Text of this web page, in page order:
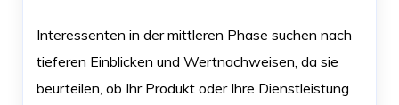
Interessenten in der mittleren Phase suchen nach
tieferen Einblicken und Wertnachweisen, da sie
beurteilen, ob Ihr Produkt oder Ihre Dienstleistung